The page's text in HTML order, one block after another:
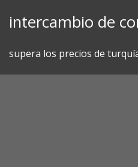
intercambio de
supera los precios de